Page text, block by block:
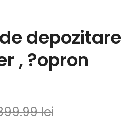
depozitare
, ?opron
lei